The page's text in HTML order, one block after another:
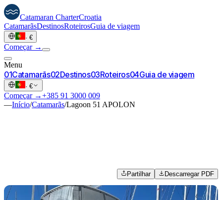
Catamaran CharterCroatia
CatamarãsDestinosRoteirosGuia de viagem
· €
Começar →
Menu
01Catamarãs02Destinos03Roteiros04Guia de viagem
· €
Começar →+385 91 3000 009
—Início/Catamarãs/Lagoon 51 APOLON
Partilhar Descarregar PDF